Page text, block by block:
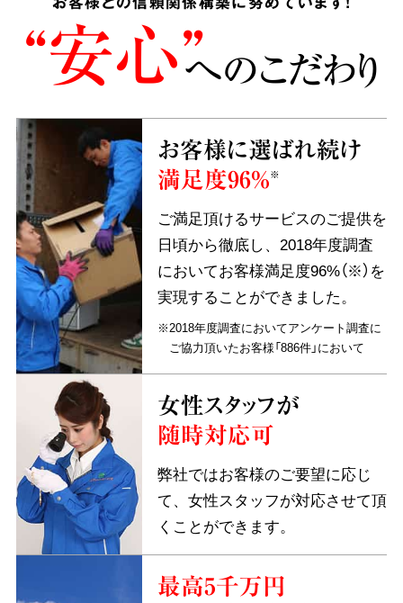
“安心”へのこだわり
お客様に選ばれ続け
満足度96% ※
ご満足頂けるサービスのご提供を
日頃から徹底し、2018年度調査
においてお客様満足度96%（※）を
実現することができました。
※2018年度調査においてアンケート調査に
ご協力頂いたお客様「886件」において
女性スタッフが
随時対応可
弊社ではお客様のご要望に応じ
て、女性スタッフが対応させて頂
くことができます。
最高5千万円